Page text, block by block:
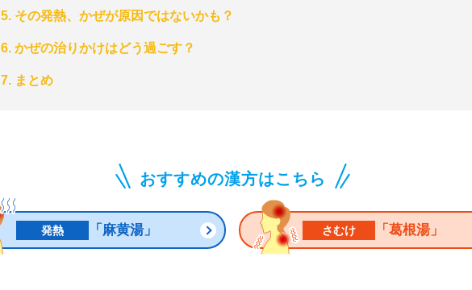
5. その発熱、かぜが原因ではないかも？
6. かぜの治りかけはどう過ごす？
7. まとめ
おすすめの漢方はこちら
発熱 「麻黄湯」 さむけ 「葛根湯」